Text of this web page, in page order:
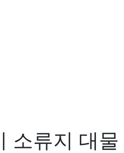
소류지 대